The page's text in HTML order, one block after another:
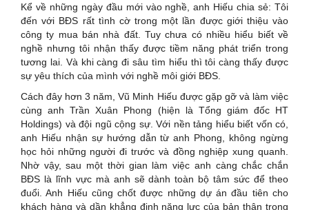
Kể về những ngày đầu mới vào nghề, anh Hiếu chia sẻ: Tôi
đến với BĐS rất tình cờ trong một lần được giới thiệu vào
công ty mua bán nhà đất. Tuy chưa có nhiều hiểu biết về
nghề nhưng tôi nhận thấy được tiềm năng phát triển trong
tương lai. Và khi càng đi sâu tìm hiểu thì tôi càng thấy được
sự yêu thích của mình với nghề môi giới BĐS.
Cách đây hơn 3 năm, Vũ Minh Hiếu được gặp gỡ và làm việc
cùng anh Trần Xuân Phong (hiện là Tổng giám đốc HT
Holdings) và đội ngũ cộng sự. Với nền tảng hiểu biết vốn có,
anh Hiếu nhận sự hướng dẫn từ anh Phong, không ngừng
học hỏi những người đi trước và đồng nghiệp xung quanh.
Nhờ vậy, sau một thời gian làm việc anh càng chắc chắn
BĐS là lĩnh vực mà anh sẽ dành toàn bộ tâm sức để theo
đuổi. Anh Hiếu cũng chốt được những dự án đầu tiên cho
khách hàng và dần khẳng định năng lực của bản thân trong